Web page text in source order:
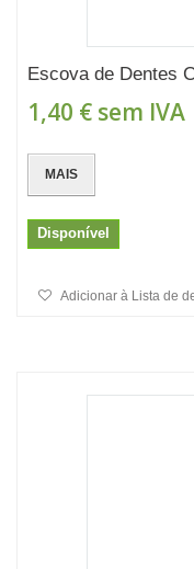
Escova de Dentes
1,40 € sem IVA
MAIS
Disponível
Adicionar à Lista de